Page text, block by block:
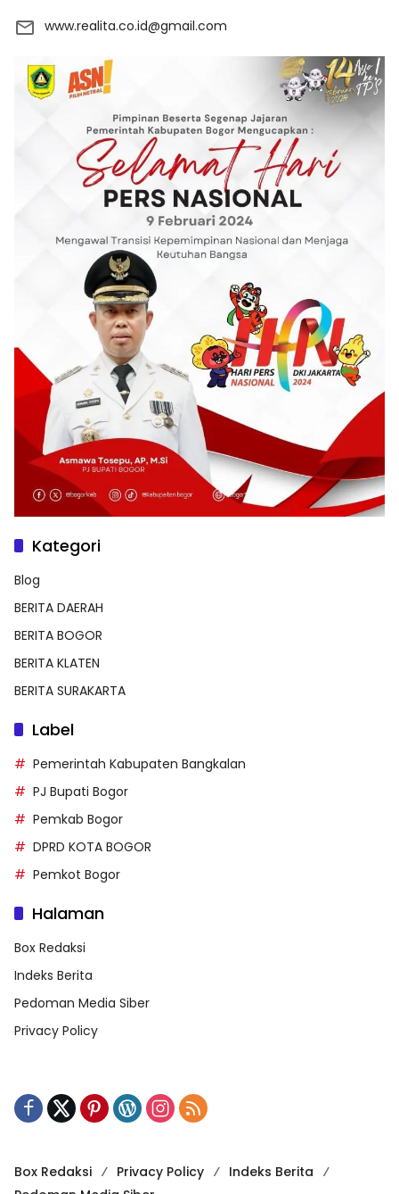
www.realita.co.id@gmail.com
Kategori
Blog
BERITA DAERAH
BERITA BOGOR
BERITA KLATEN
BERITA SURAKARTA
Label
Pemerintah Kabupaten Bangkalan
PJ Bupati Bogor
Pemkab Bogor
DPRD KOTA BOGOR
Pemkot Bogor
Halaman
Box Redaksi
Indeks Berita
Pedoman Media Siber
Privacy Policy
Box Redaksi Privacy Policy
Indeks Berita